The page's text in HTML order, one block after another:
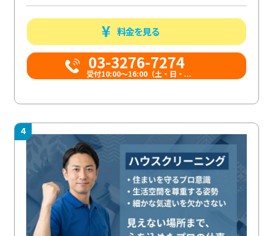
料金を見る
03-3276-7274
受付10:00〜16:00（土・日・...
4